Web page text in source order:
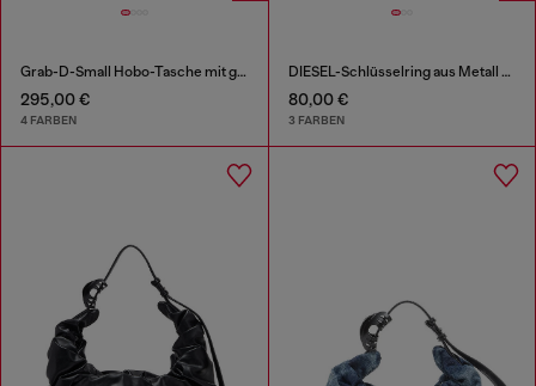
Grab-D-Small Hobo-Tasche mit gerafftem Design
295,00 €
4 FARBEN
DIESEL-Schlüsselring aus Metall und Harz
80,00 €
3 FARBEN